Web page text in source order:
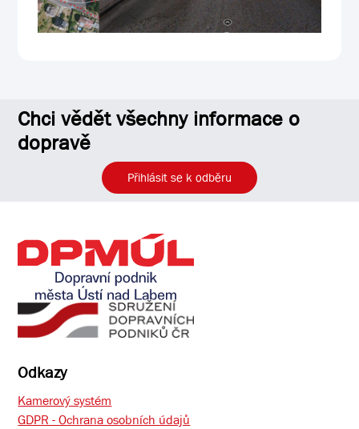
Chci vědět všechny informace o
dopravě
Přihlásit se k odběru
Odkazy
Kamerový systém
GDPR - Ochrana osobních údajů